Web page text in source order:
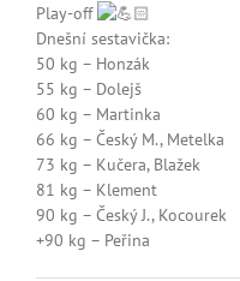
Play-off
Dnešní sestavička:
50 kg – Honzák
55 kg – Dolejš
60 kg – Martinka
66 kg – Český M., Metelka
73 kg – Kučera, Blažek
81 kg – Klement
90 kg – Český J., Kocourek
+90 kg – Peřina